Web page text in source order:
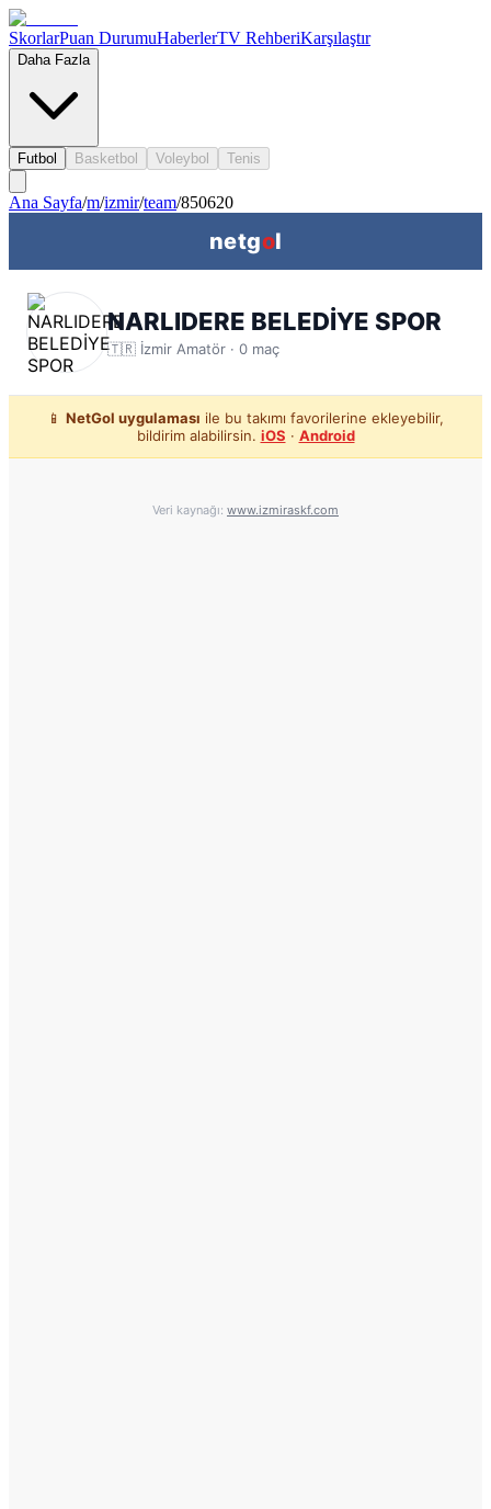
SkorlarPuan DurumuHaberlerTV RehberiKarşılaştır
Daha Fazla
Futbol Basketbol Voleybol Tenis
Ana Sayfa/m/izmir/team/850620
netgol
NARLIDERE BELEDİYE SPOR
🇹🇷 İzmir Amatör · 0 maç
📱 NetGol uygulaması ile bu takımı favorilerine ekleyebilir,
bildirim alabilirsin. iOS · Android
Veri kaynağı: www.izmiraskf.com